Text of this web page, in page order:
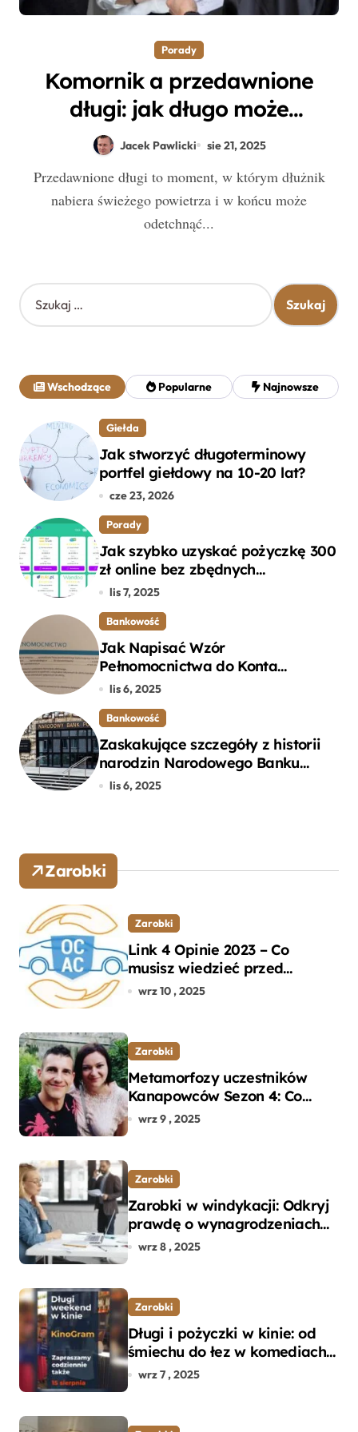
Porady
Komornik a przedawnione
długi: jak długo może
kontynuować ściąganie rat?
Jacek Pawlicki sie 21, 2025
Przedawnione długi to moment, w którym dłużnik
nabiera świeżego powietrza i w końcu może
odetchnąć...
S
z
j
:
Wschodzące Popularne Najnowsze
Giełda
Jak stworzyć długoterminowy
portfel giełdowy na 10-20 lat?
cze 23, 2026
Porady
Jak szybko uzyskać pożyczkę 300
zł online bez zbędnych
formalności?
lis 7, 2025
Bankowość
Jak Napisać Wzór
Pełnomocnictwa do Konta
Bankowego – Praktyczny
lis 6, 2025
Bankowość
Zaskakujące szczegóły z historii
narodzin Narodowego Banku
Polskiego, o których mogłeś nie
lis 6, 2025
Zarobki
Zarobki
Link 4 Opinie 2023 – Co
musisz wiedzieć przed
wyborem ubezpieczenia OC i
wrz 10 , 2025
Zarobki
Metamorfozy uczestników
Kanapowców Sezon 4: Co
naprawdę zaskoczyło
wrz 9 , 2025
Zarobki
Zarobki w windykacji: Odkryj
prawdę o wynagrodzeniach
specjalistów w branży
wrz 8 , 2025
Zarobki
Długi i pożyczki w kinie: od
śmiechu do łez w komediach i
dramatach
wrz 7 , 2025